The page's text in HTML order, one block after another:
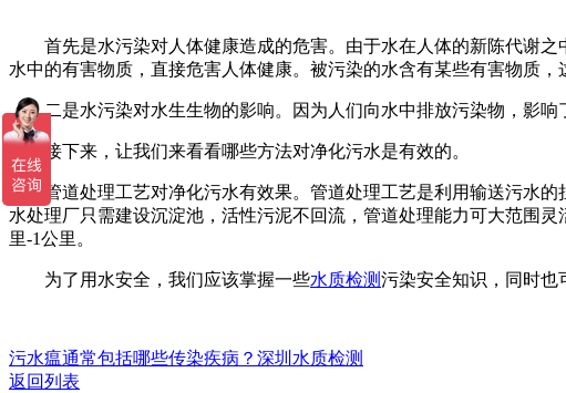
首先是水污染对人体健康造成的危害。由于水在人体的新陈代谢之
水中的有害物质，直接危害人体健康。被污染的水含有某些有害物质，
二是水污染对水生生物的影响。因为人们向水中排放污染物，影响
接下来，让我们来看看哪些方法对净化污水是有效的。
管道处理工艺对净化污水有效果。管道处理工艺是利用输送污水的
水处理厂只需建设沉淀池，活性污泥不回流，管道处理能力可大范围
里-1公里。
为了用水安全，我们应该掌握一些水质检测污染安全知识，同时也
污水瘟通常包括哪些传染疾病？深圳水质检测
返回列表